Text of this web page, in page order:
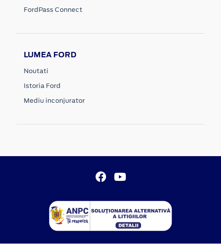
FordPass Connect
LUMEA FORD
Noutati
Istoria Ford
Mediu inconjurator